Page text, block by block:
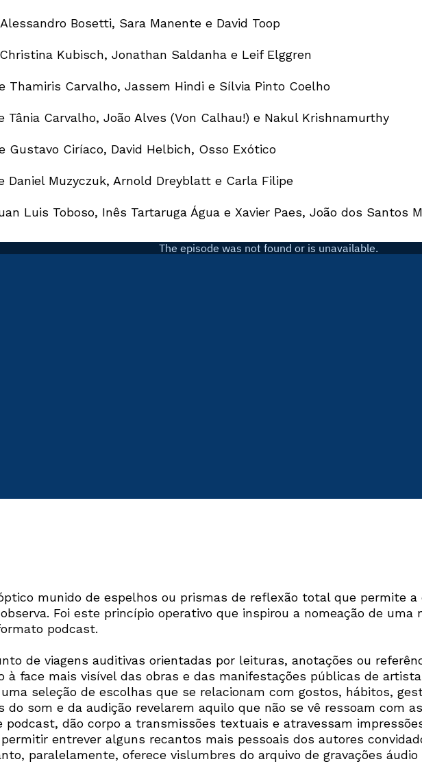
Bosetti, Sara Manente e David Toop
Kubisch, Jonathan Saldanha e Leif Elggren
Thamiris Carvalho, Jassem Hindi e Sílvia Pinto Coelho
Tânia Carvalho, João Alves (Von Calhau!) e Nakul Krishnamurthy
Gustavo Ciríaco, David Helbich, Osso Exótico
Daniel Muzyczuk, Arnold Dreyblatt e Carla Filipe
Luis Toboso, Inês Tartaruga Água e Xavier Paes, João dos Santos
munido de espelhos ou prismas de reflexão total que permite
Foi este princípio operativo que inspirou a nomeação de
podcast.
de viagens auditivas orientadas por leituras, anotações ou
à face mais visível das obras e das manifestações públicas de
uma seleção de escolhas que se relacionam com gostos, hábitos,
do som e da audição revelarem aquilo que não se vê ressoam com
podcast, dão corpo a transmissões textuais e atravessam
permitir entrever alguns recantos mais pessoais dos autores
paralelamente, oferece vislumbres do arquivo de gravações
Interesses